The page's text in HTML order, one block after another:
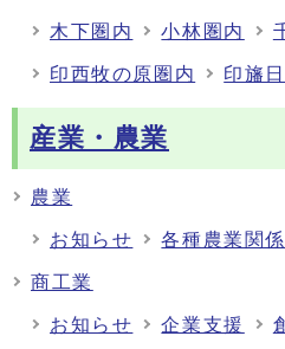
木下圏内 小林圏内
印西牧の原圏内 印旛
産業・農業
農業
お知らせ 各種農業関
商工業
お知らせ 企業支援